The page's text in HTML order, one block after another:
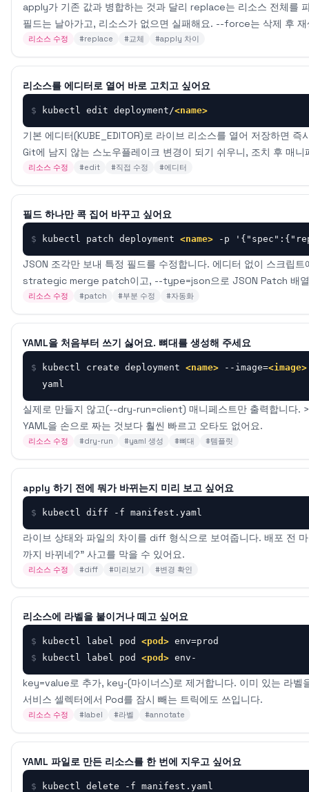
apply가 기존 값과 병합하는 것과 달리 replace는 리소스 전체를
필드는 날아가고, 리소스가 없으면 실패해요. --force는 삭제 후
리소스 수정 #replace #교체 #apply 차이
리소스를 에디터로 열어 바로 고치고 싶어요
$ kubectl edit deployment/<name>
기본 에디터(KUBE_EDITOR)로 라이브 리소스를 열어 저장하면
Git에 남지 않는 스노우플레이크 변경이 되기 쉬우니, 조치 후 매
리소스 수정 #edit #직접 수정 #에디터
필드 하나만 콕 집어 바꾸고 싶어요
$ kubectl patch deployment <name> -p
JSON 조각만 보내 특정 필드를 수정합니다. 에디터 없이 스크립
strategic merge patch이고, --type=json으로 JSON Patch 배열
리소스 수정 #patch #부분 수정 #자동화
YAML을 처음부터 쓰기 싫어요. 뼈대를 생성해 주세요
$ kubectl create deployment <name> --image=<image>
yaml
실제로 만들지 않고(--dry-run=client) 매니페스트만 출력합니다.
YAML을 손으로 짜는 것보다 훨씬 빠르고 오타도 없어요.
리소스 수정 #dry-run #yaml 생성 #뼈대 #템플릿
apply 하기 전에 뭐가 바뀌는지 미리 보고 싶어요
$ kubectl diff -f manifest.yaml
라이브 상태와 파일의 차이를 diff 형식으로 보여줍니다. 배포 전
까지 바뀌네?" 사고를 막을 수 있어요.
리소스 수정 #diff #미리보기 #변경 확인
리소스에 라벨을 붙이거나 떼고 싶어요
$ kubectl label pod <pod> env=prod
$
kubectl label pod <pod> env-
key=value로 추가, key-(마이너스)로 제거합니다. 이미 있는 라
서비스 셀렉터에서 Pod를 잠시 빼는 트릭에도 쓰입니다.
리소스 수정 #label #라벨 #annotate
YAML 파일로 만든 리소스를 한 번에 지우고 싶어요
$ kubectl delete -f manifest.yaml